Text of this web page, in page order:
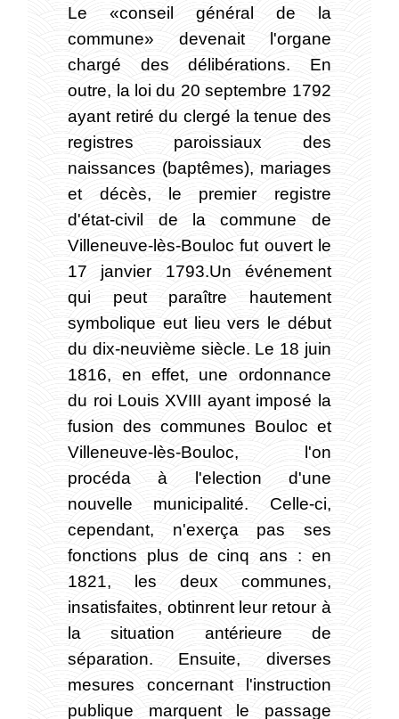
Le «conseil général de la
commune» devenait l'organe
chargé des délibérations. En
outre, la loi du 20 septembre 1792
ayant retiré du clergé la tenue des
registres paroissiaux des
naissances (baptêmes), mariages
et décès, le premier registre
d'état-civil de la commune de
Villeneuve-lès-Bouloc fut ouvert le
17 janvier 1793.Un événement
qui peut paraître hautement
symbolique eut lieu vers le début
du dix-neuvième siècle. Le 18 juin
1816, en effet, une ordonnance
du roi Louis XVIII ayant imposé la
fusion des communes Bouloc et
Villeneuve-lès-Bouloc, l'on
procéda à l'election d'une
nouvelle municipalité. Celle-ci,
cependant, n'exerça pas ses
fonctions plus de cinq ans : en
1821, les deux communes,
insatisfaites, obtinrent leur retour à
la situation antérieure de
séparation. Ensuite, diverses
mesures concernant l'instruction
publique marquent le passage